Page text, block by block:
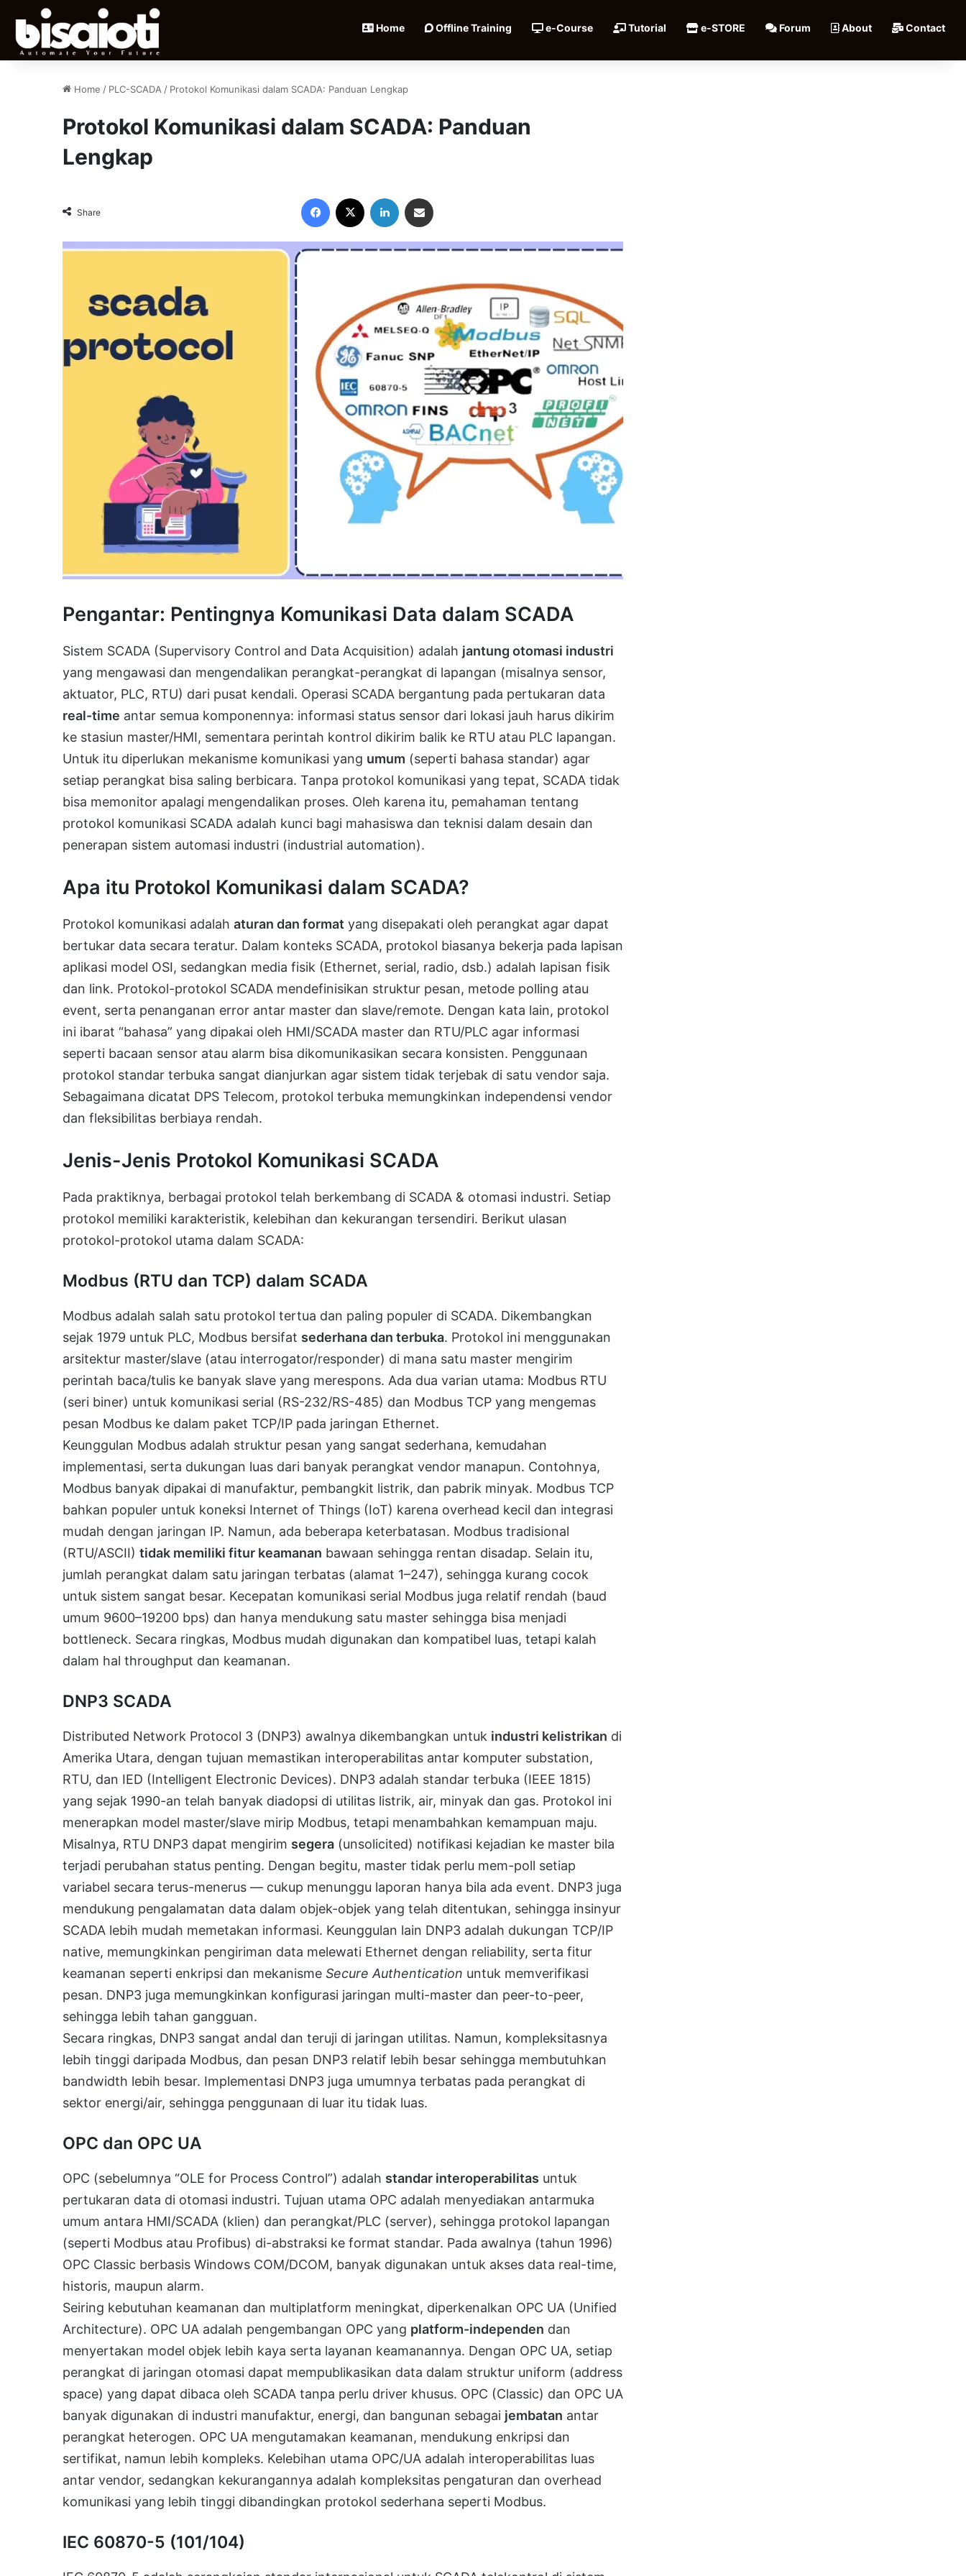
Home Offline Training e-Course Tutorial e-STORE Forum About Contact
Home / PLC-SCADA / Protokol Komunikasi dalam SCADA: Panduan Lengkap
Protokol Komunikasi dalam SCADA: Panduan
Lengkap
Share
Facebook LinkedIn
Pengantar: Pentingnya Komunikasi Data dalam SCADA
Sistem SCADA (Supervisory Control and Data Acquisition) adalah jantung otomasi industri
yang mengawasi dan mengendalikan perangkat-perangkat di lapangan (misalnya sensor,
aktuator, PLC, RTU) dari pusat kendali. Operasi SCADA bergantung pada pertukaran data
real-time antar semua komponennya: informasi status sensor dari lokasi jauh harus dikirim
ke stasiun master/HMI, sementara perintah kontrol dikirim balik ke RTU atau PLC lapangan.
Untuk itu diperlukan mekanisme komunikasi yang umum (seperti bahasa standar) agar
setiap perangkat bisa saling berbicara. Tanpa protokol komunikasi yang tepat, SCADA tidak
bisa memonitor apalagi mengendalikan proses. Oleh karena itu, pemahaman tentang
protokol komunikasi SCADA adalah kunci bagi mahasiswa dan teknisi dalam desain dan
penerapan sistem automasi industri (industrial automation).
Apa itu Protokol Komunikasi dalam SCADA?
Protokol komunikasi adalah aturan dan format yang disepakati oleh perangkat agar dapat
bertukar data secara teratur. Dalam konteks SCADA, protokol biasanya bekerja pada lapisan
aplikasi model OSI, sedangkan media fisik (Ethernet, serial, radio, dsb.) adalah lapisan fisik
dan link. Protokol-protokol SCADA mendefinisikan struktur pesan, metode polling atau
event, serta penanganan error antar master dan slave/remote. Dengan kata lain, protokol
ini ibarat “bahasa” yang dipakai oleh HMI/SCADA master dan RTU/PLC agar informasi
seperti bacaan sensor atau alarm bisa dikomunikasikan secara konsisten. Penggunaan
protokol standar terbuka sangat dianjurkan agar sistem tidak terjebak di satu vendor saja.
Sebagaimana dicatat DPS Telecom, protokol terbuka memungkinkan independensi vendor
dan fleksibilitas berbiaya rendah.
Jenis-Jenis Protokol Komunikasi SCADA
Pada praktiknya, berbagai protokol telah berkembang di SCADA & otomasi industri. Setiap
protokol memiliki karakteristik, kelebihan dan kekurangan tersendiri. Berikut ulasan
protokol-protokol utama dalam SCADA:
Modbus (RTU dan TCP) dalam SCADA
Modbus adalah salah satu protokol tertua dan paling populer di SCADA. Dikembangkan
sejak 1979 untuk PLC, Modbus bersifat sederhana dan terbuka. Protokol ini menggunakan
arsitektur master/slave (atau interrogator/responder) di mana satu master mengirim
perintah baca/tulis ke banyak slave yang merespons. Ada dua varian utama: Modbus RTU
(seri biner) untuk komunikasi serial (RS-232/RS-485) dan Modbus TCP yang mengemas
pesan Modbus ke dalam paket TCP/IP pada jaringan Ethernet.
Keunggulan Modbus adalah struktur pesan yang sangat sederhana, kemudahan
implementasi, serta dukungan luas dari banyak perangkat vendor manapun. Contohnya,
Modbus banyak dipakai di manufaktur, pembangkit listrik, dan pabrik minyak. Modbus TCP
bahkan populer untuk koneksi Internet of Things (IoT) karena overhead kecil dan integrasi
mudah dengan jaringan IP. Namun, ada beberapa keterbatasan. Modbus tradisional
(RTU/ASCII) tidak memiliki fitur keamanan bawaan sehingga rentan disadap. Selain itu,
jumlah perangkat dalam satu jaringan terbatas (alamat 1–247), sehingga kurang cocok
untuk sistem sangat besar. Kecepatan komunikasi serial Modbus juga relatif rendah (baud
umum 9600–19200 bps) dan hanya mendukung satu master sehingga bisa menjadi
bottleneck. Secara ringkas, Modbus mudah digunakan dan kompatibel luas, tetapi kalah
dalam hal throughput dan keamanan.
DNP3 SCADA
Distributed Network Protocol 3 (DNP3) awalnya dikembangkan untuk industri kelistrikan di
Amerika Utara, dengan tujuan memastikan interoperabilitas antar komputer substation,
RTU, dan IED (Intelligent Electronic Devices). DNP3 adalah standar terbuka (IEEE 1815)
yang sejak 1990-an telah banyak diadopsi di utilitas listrik, air, minyak dan gas. Protokol ini
menerapkan model master/slave mirip Modbus, tetapi menambahkan kemampuan maju.
Misalnya, RTU DNP3 dapat mengirim segera (unsolicited) notifikasi kejadian ke master bila
terjadi perubahan status penting. Dengan begitu, master tidak perlu mem-poll setiap
variabel secara terus-menerus — cukup menunggu laporan hanya bila ada event. DNP3 juga
mendukung pengalamatan data dalam objek-objek yang telah ditentukan, sehingga insinyur
SCADA lebih mudah memetakan informasi. Keunggulan lain DNP3 adalah dukungan TCP/IP
native, memungkinkan pengiriman data melewati Ethernet dengan reliability, serta fitur
keamanan seperti enkripsi dan mekanisme Secure Authentication untuk memverifikasi
pesan. DNP3 juga memungkinkan konfigurasi jaringan multi-master dan peer-to-peer,
sehingga lebih tahan gangguan.
Secara ringkas, DNP3 sangat andal dan teruji di jaringan utilitas. Namun, kompleksitasnya
lebih tinggi daripada Modbus, dan pesan DNP3 relatif lebih besar sehingga membutuhkan
bandwidth lebih besar. Implementasi DNP3 juga umumnya terbatas pada perangkat di
sektor energi/air, sehingga penggunaan di luar itu tidak luas.
OPC dan OPC UA
OPC (sebelumnya “OLE for Process Control”) adalah standar interoperabilitas untuk
pertukaran data di otomasi industri. Tujuan utama OPC adalah menyediakan antarmuka
umum antara HMI/SCADA (klien) dan perangkat/PLC (server), sehingga protokol lapangan
(seperti Modbus atau Profibus) di-abstraksi ke format standar. Pada awalnya (tahun 1996)
OPC Classic berbasis Windows COM/DCOM, banyak digunakan untuk akses data real-time,
historis, maupun alarm.
Seiring kebutuhan keamanan dan multiplatform meningkat, diperkenalkan OPC UA (Unified
Architecture). OPC UA adalah pengembangan OPC yang platform-independen dan
menyertakan model objek lebih kaya serta layanan keamanannya. Dengan OPC UA, setiap
perangkat di jaringan otomasi dapat mempublikasikan data dalam struktur uniform (address
space) yang dapat dibaca oleh SCADA tanpa perlu driver khusus. OPC (Classic) dan OPC UA
banyak digunakan di industri manufaktur, energi, dan bangunan sebagai jembatan antar
perangkat heterogen. OPC UA mengutamakan keamanan, mendukung enkripsi dan
sertifikat, namun lebih kompleks. Kelebihan utama OPC/UA adalah interoperabilitas luas
antar vendor, sedangkan kekurangannya adalah kompleksitas pengaturan dan overhead
komunikasi yang lebih tinggi dibandingkan protokol sederhana seperti Modbus.
IEC 60870-5 (101/104)